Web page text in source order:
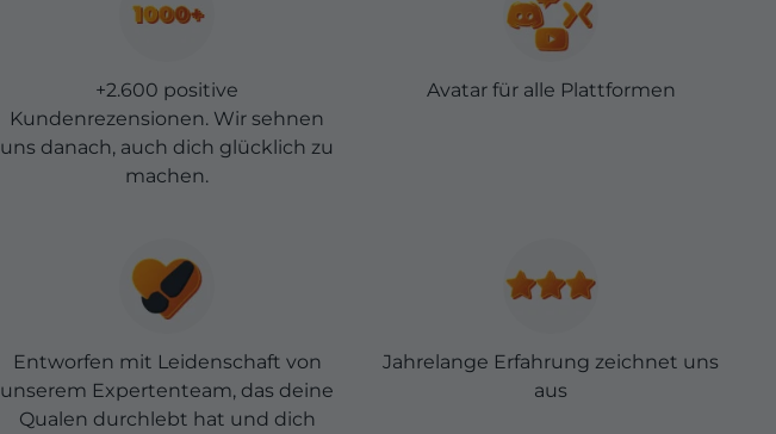
+2.600 positive
Kundenrezensionen. Wir sehnen
uns danach, auch dich glücklich zu
machen.
Avatar für alle Plattformen
Entworfen mit Leidenschaft von
unserem Expertenteam, das deine
Qualen durchlebt hat und dich
Jahrelange Erfahrung zeichnet uns
aus